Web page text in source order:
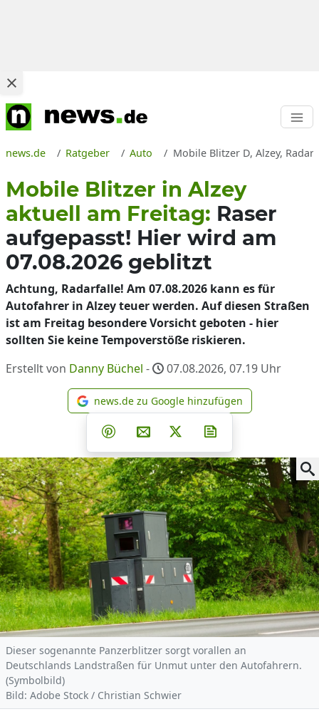
news.de Ratgeber Auto Mobile Blitzer D, Alzey,
Mobile Blitzer in Alzey
aktuell am Freitag: Raser
aufgepasst! Hier wird am
07.08.2026 geblitzt
Achtung, Radarfalle! Am 07.08.2026 kann es für
Autofahrer in Alzey teuer werden. Auf diesen Straßen
ist am Freitag besondere Vorsicht geboten - hier
sollten Sie keine Tempoverstöße riskieren.
Erstellt von Danny Büchel - 07.08.2026, 07.19 Uhr
news.de zu Google
news.de zu Google hinzufügen
Teilen auf Facebook
Teilen auf Whatsapp
Teilen auf Telegram
Teilen auf Pinterest
Per E-Mail teilen
Post auf X
Dieser sogenannte Panzerblitzer sorgt vorallen an
Deutschlands Landstraßen für Unmut unter den Autofahrern.
(Symbolbild)
Bild: Adobe Stock / Christian Schwier